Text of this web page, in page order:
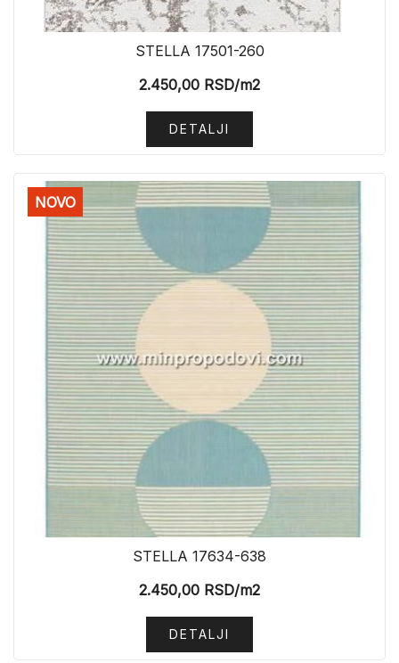
STELLA 17501-260
2.450,00 RSD/m2
DETALJI
NOVO
STELLA 17634-638
2.450,00 RSD/m2
DETALJI